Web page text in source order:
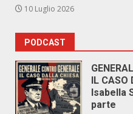
10 Luglio 2026
PODCAST
IL CASO
Isabella
parte